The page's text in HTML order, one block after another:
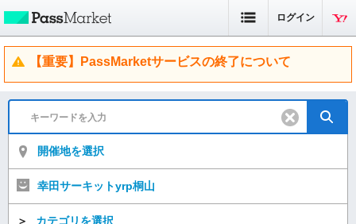
ログイン
【重要】PassMarketサービスの終了について
開催地を選択
幸田サーキットyrp桐山
＞ カテゴリを選択